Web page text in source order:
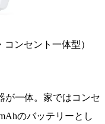
コンセント一体型）
が一体。家ではコンセ
のバッテリーとし